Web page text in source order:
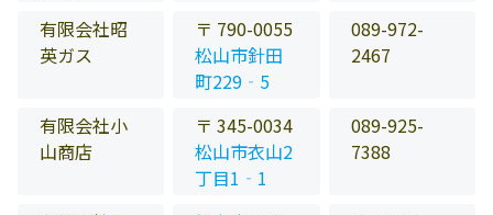
有限会社昭
英ガス
〒 790-0055
松山市針田
町229‐5
089-972-
2467
有限会社小
山商店
〒 345-0034
松山市衣山2
丁目1‐1
089-925-
7388